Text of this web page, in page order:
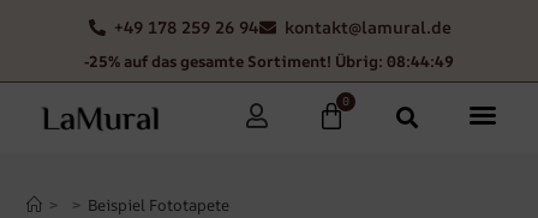
+49 178 259 26 94 kontakt@lamural.de
-25% auf das gesamte Sortiment! Übrig: 08:44:49
0
> > Beispiel Fototapete